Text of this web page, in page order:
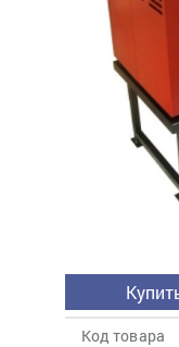
Код товара